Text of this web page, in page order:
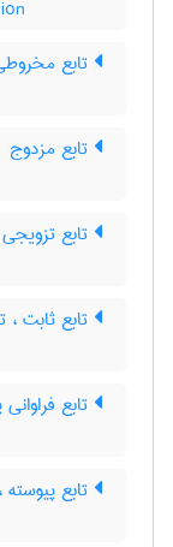
تابع
تابع مزدوج
تابع تزویجی
تابع ثابت ،
تابع
تابع